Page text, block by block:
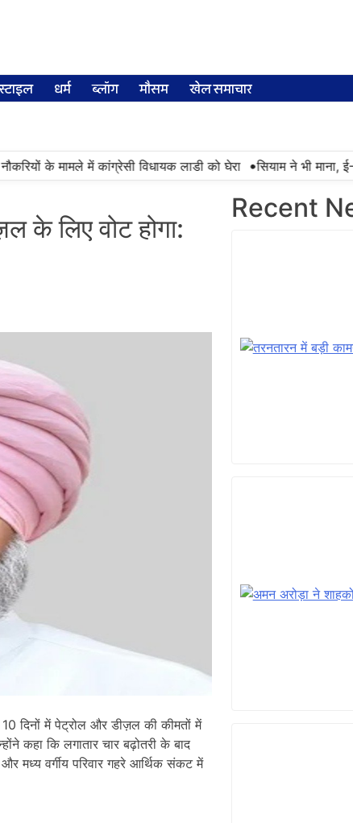
धर्म ब्लॉग मौसम खेल समाचार
के मामले में कांग्रेसी विधायक लाडी को घेरा •सियाम ने भी माना, ई-
के लिए वोट होगा:
दिनों में पेट्रोल और डीज़ल की कीमतों में
कहा कि लगातार चार बढ़ोतरी के बाद
मध्य वर्गीय परिवार गहरे आर्थिक संकट में
Recent